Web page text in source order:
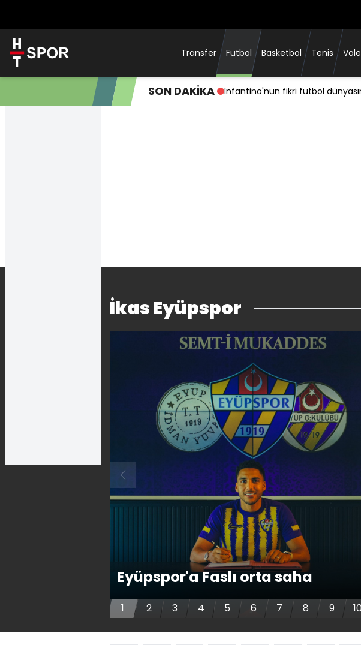
Transfer Futbol Basketbol Tenis
SON DAKİKA Warriors, Green ile devam dedi!
İkas Eyüpspor
Eyüpspor'a Faslı orta saha
1 2 3 4 5 6 7 8 9